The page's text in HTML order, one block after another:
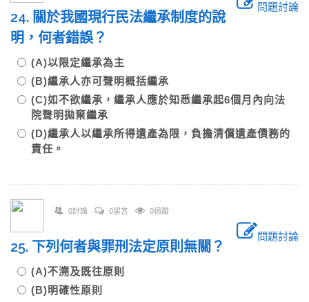
問題討論
24. 關於我國現行民法繼承制度的說
明，何者錯誤？
(A)以限定繼承為主
(B)繼承人亦可聲明概括繼承
(C)如不欲繼承，繼承人應於知悉繼承起6個月內向法
院聲明拋棄繼承
(D)繼承人以繼承所得遺產為限，負擔清償遺產債務的
責任。
0討論 0留言 0追蹤
問題討論
25. 下列何者與罪刑法定原則無關？
(A)不溯及既往原則
(B)明確性原則